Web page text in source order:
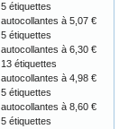
5 étiquettes
autocollantes à 5,07 €
5 étiquettes
autocollantes à 6,30 €
13 étiquettes
autocollantes à 4,98 €
5 étiquettes
autocollantes à 8,60 €
5 étiquettes